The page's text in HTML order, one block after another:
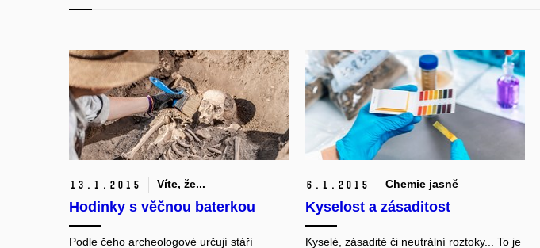
13. 1. 2015 Víte, že...
Hodinky s věčnou baterkou
Podle čeho archeologové určují stáří
6. 1. 2015 Chemie jasně
Kyselost a zásaditost
Kyselé, zásadité či neutrální roztoky... To je